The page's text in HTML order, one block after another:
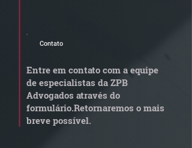
Quem arremata imóvel
dívida condominial
anterior?
Contato
Entre em contato com a equipe
de especialistas da ZPB
Advogados através do
formulário.Retornaremos o mais
breve possível.